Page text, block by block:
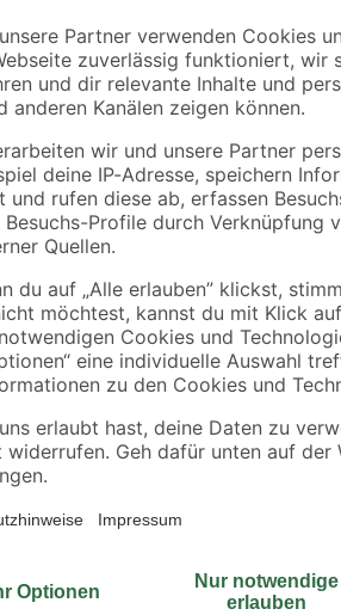
toom
Rasenerde torffrei 40 l
10
0,27 € / Liter
Der 85
ist